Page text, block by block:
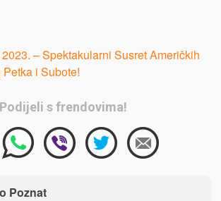
– Spektakularni Susret Američkih
i Subote!
Podijeli s frendovima!
Poznat